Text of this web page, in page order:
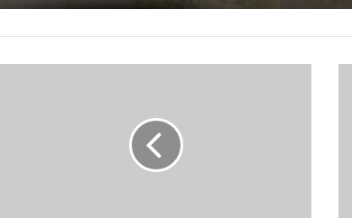
تساقطات مطرية على أربع